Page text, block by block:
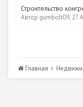
Строительство
Автор gumbolt09, 27
Главная